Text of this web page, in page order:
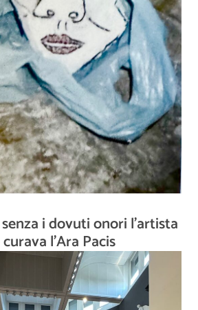
i dovuti onori l’artista
l’Ara Pacis